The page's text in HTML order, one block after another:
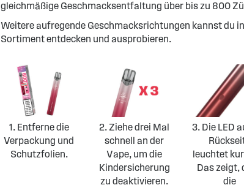
gleichmäßige Geschmacksentfaltung über bis zu 800
Weitere aufregende Geschmacksrichtungen kannst du
Sortiment entdecken und ausprobieren.
1. Entferne die
Verpackung und
Schutzfolien.
2. Ziehe drei Mal
schnell an der
Vape, um die
Kindersicherung
zu deaktivieren.
3. Die LED
leuchtet
Das zeigt,
die